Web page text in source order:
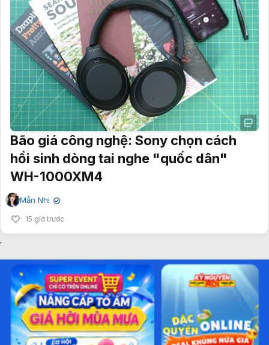
Bão giá công nghệ: Sony chọn cách
hồi sinh dòng tai nghe "quốc dân"
WH-1000XM4
Mẫn Nhi ✔
15 giờ trước